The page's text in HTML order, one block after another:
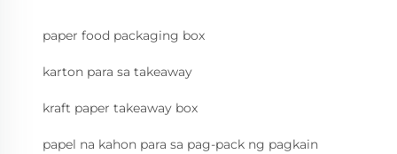
paper food packaging box
karton para sa takeaway
kraft paper takeaway box
papel na kahon para sa pag-pack ng pagkain